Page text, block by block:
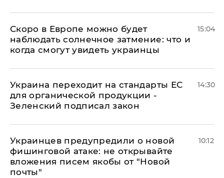
Скоро в Европе можно будет
наблюдать солнечное затмение: что и
когда смогут увидеть украинцы
15:04
Украина переходит на стандарты ЕС
для органической продукции -
Зеленский подписал закон
14:30
Украинцев предупредили о новой
фишинговой атаке: не открывайте
вложения писем якобы от "Новой
почты"
10:12